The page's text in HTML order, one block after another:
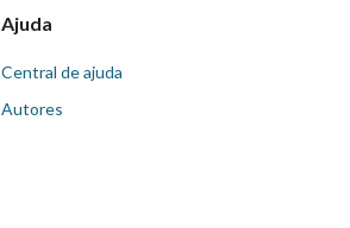
Ajuda
Central de ajuda
Autores